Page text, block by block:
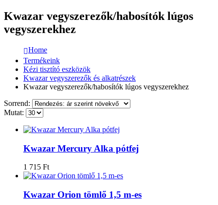
Kwazar vegyszerezők/habosítók lúgos
vegyszerekhez
Home
Termékeink
Kézi tisztító eszközök
Kwazar vegyszerezők és alkatrészek
Kwazar vegyszerezők/habosítók lúgos vegyszerekhez
Sorrend:
Mutat:
Kwazar Mercury Alka pótfej
1 715 Ft
Kwazar Orion tömlő 1,5 m-es